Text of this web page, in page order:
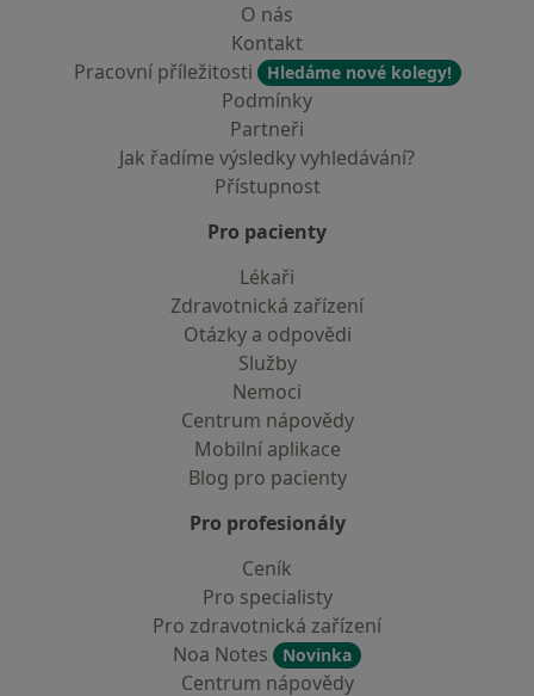
O nás
Kontakt
Pracovní příležitosti
Hledáme nové kolegy!
Podmínky
Partneři
Jak řadíme výsledky vyhledávání?
Přístupnost
Pro pacienty
Lékaři
Zdravotnická zařízení
Otázky a odpovědi
Služby
Nemoci
Centrum nápovědy
Mobilní aplikace
Blog pro pacienty
Pro profesionály
Ceník
Pro specialisty
Pro zdravotnická zařízení
Noa Notes
Novinka
Centrum nápovědy